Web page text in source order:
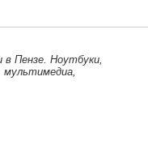
Пензе. Ноутбуки,